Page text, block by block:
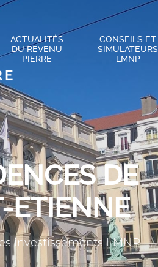
ACTUALITÉS
DU REVENU
PIERRE
CONSEILS ET
SIMULATEURS
LMNP
DE
ETIENNE
investissements LMNP